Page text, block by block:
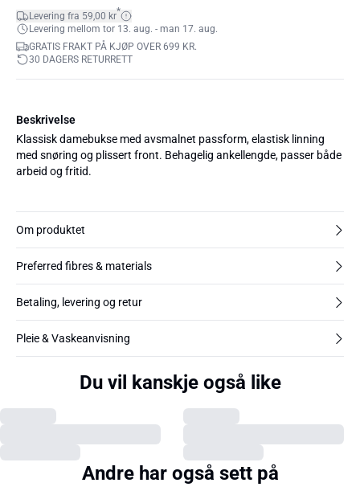
Levering fra 59,00 kr*
Levering mellom tor 13. aug. - man 17. aug.
GRATIS FRAKT PÅ KJØP OVER 699 KR.
30 DAGERS RETURRETT
Beskrivelse
Klassisk damebukse med avsmalnet passform, elastisk linning
med snøring og plissert front. Behagelig ankellengde, passer både
arbeid og fritid.
Om produktet
Preferred fibres & materials
Betaling, levering og retur
Pleie & Vaskeanvisning
Du vil kanskje også like
Andre har også sett på